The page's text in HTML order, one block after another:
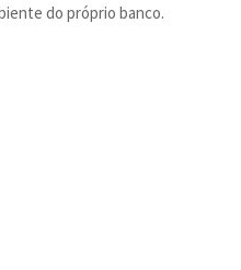
do próprio banco.